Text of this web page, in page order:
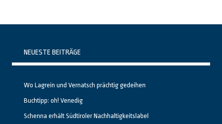
NEUESTE BEITRÄGE
Wo Lagrein und Vernatsch prächtig gedeihen
Buchtipp: oh! Venedig
Schenna erhält Südtiroler Nachhaltigkeitslabel